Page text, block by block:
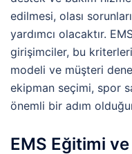
edilmesi, olası
yardımcı olacaktır.
girişimciler, bu
modeli ve müşteri
ekipman seçimi, spor
önemli bir adım
EMS Eğitimi